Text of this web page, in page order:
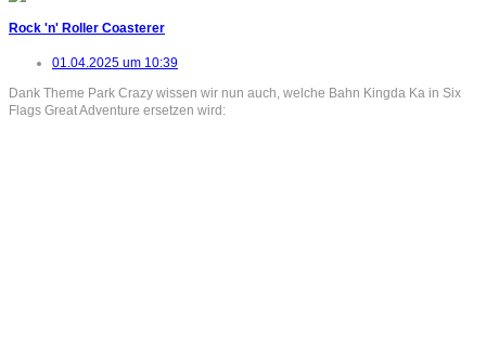
Rock 'n' Roller Coasterer
01.04.2025 um 10:39
Dank Theme Park Crazy wissen wir nun auch, welche Bahn Kingda Ka in Six
Flags Great Adventure ersetzen wird: